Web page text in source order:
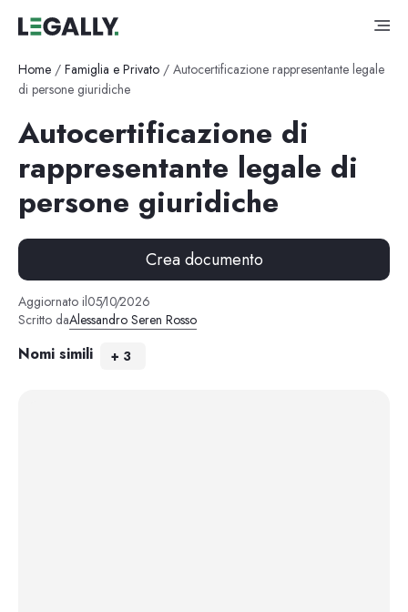
Home / Famiglia e Privato / Autocertificazione rappresentante legale
di persone giuridiche
Autocertificazione di
rappresentante legale di
persone giuridiche
Crea documento
Aggiornato il05/10/2026
Scritto daAlessandro Seren Rosso
Nomi simili + 3